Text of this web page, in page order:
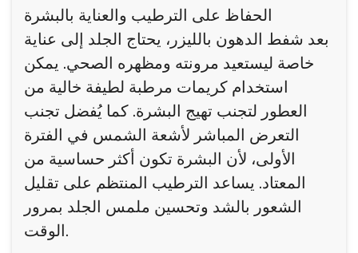
الحفاظ على الترطيب والعناية بالبشرة
بعد شفط الدهون بالليزر، يحتاج الجلد إلى عناية
خاصة ليستعيد مرونته ومظهره الصحي. يمكن
استخدام كريمات مرطبة لطيفة خالية من
العطور لتجنب تهيج البشرة. كما يُفضل تجنب
التعرض المباشر لأشعة الشمس في الفترة
الأولى، لأن البشرة تكون أكثر حساسية من
المعتاد. يساعد الترطيب المنتظم على تقليل
الشعور بالشد وتحسين ملمس الجلد بمرور
الوقت.